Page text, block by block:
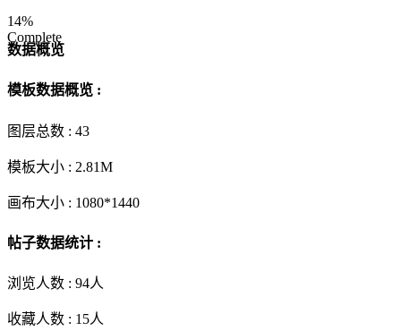
14%
Complete
数据概览
模板数据概览 :
图层总数 : 43
模板大小 : 2.81M
画布大小 : 1080*1440
帖子数据统计 :
浏览人数 : 94人
收藏人数 : 15人